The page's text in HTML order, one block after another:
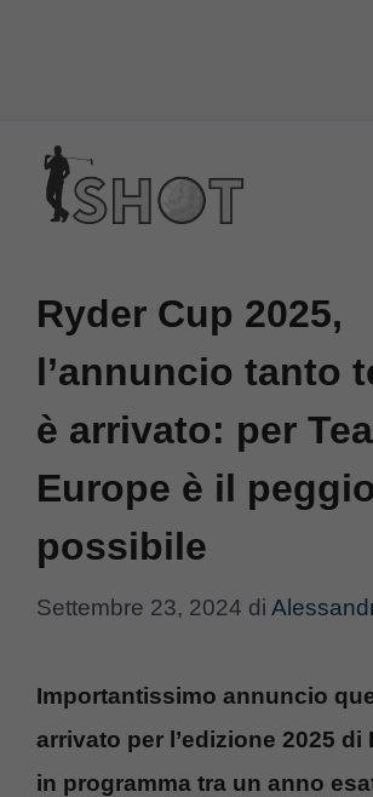
contenuto
Ryder Cup 2025,
l’annuncio tanto
è arrivato: per
Europe è il
possibile
Settembre 23, 2024 di
Importantissimo annuncio
arrivato per l’edizione 2025 di
in programma tra un anno